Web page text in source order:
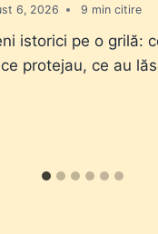
6, 2026 9
istorici pe o grilă:
protejau, ce au